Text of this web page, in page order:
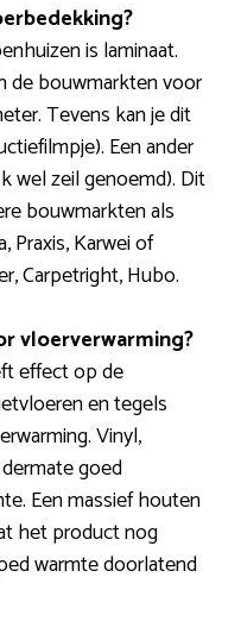
is laminaat.
de bouwmarkten voor
Tevens kan je dit
Een ander
wel zeil genoemd). Dit
bouwmarkten als
Praxis, Karwei of
Carpetright, Hubo.
vloerverwarming?
effect op de
en tegels
Vinyl,
goed
Een massief houten
het product nog
warmte doorlatend